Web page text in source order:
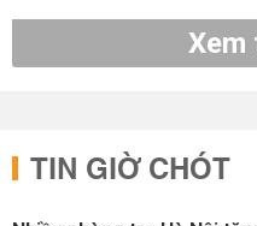
Xem
TIN GIỜ CHÓT